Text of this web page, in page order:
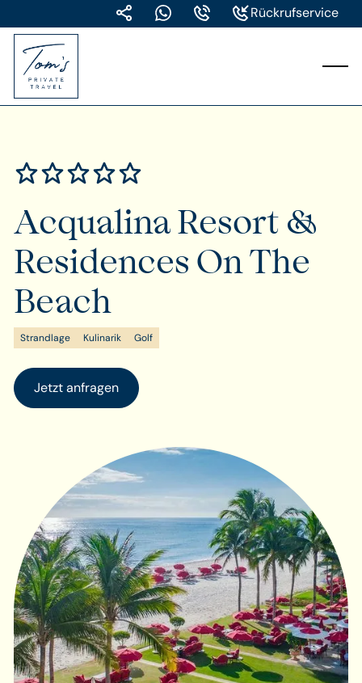
Rückrufservice
Acqualina Resort &
Residences On The
Beach
Strandlage Kulinarik Golf
Jetzt anfragen